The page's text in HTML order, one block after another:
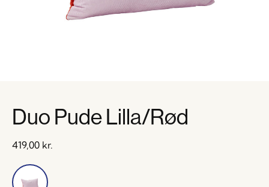
Duo Pude Lilla/Rød
419,00 kr.